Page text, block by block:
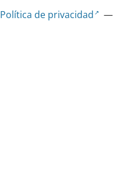
Política de privacidad
—